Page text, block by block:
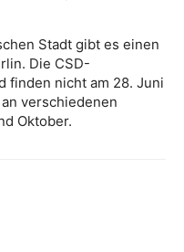
Stadt gibt es einen
Die CSD-
finden nicht am 28. Juni
verschiedenen
Oktober.